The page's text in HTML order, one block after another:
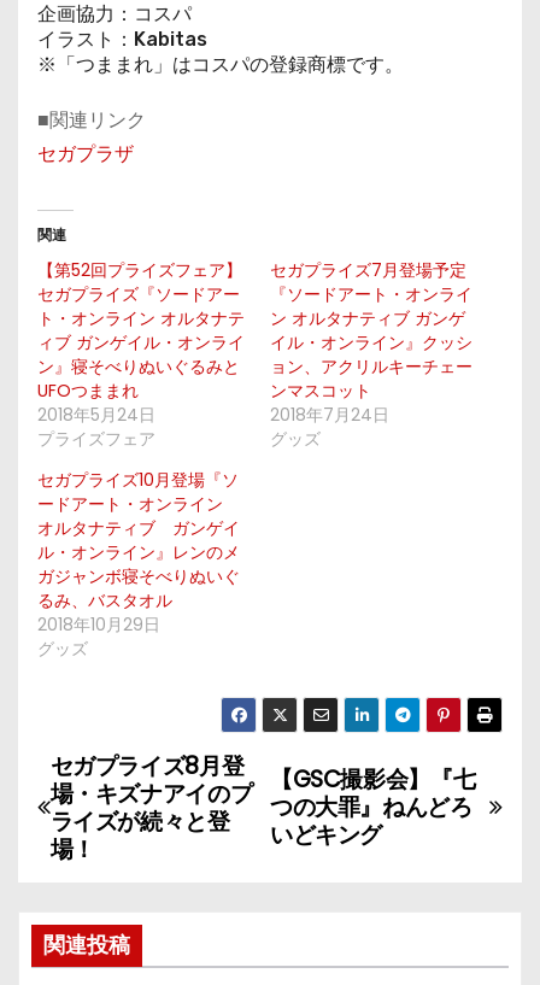
企画協力：コスパ
イラスト：Kabitas
※「つままれ」はコスパの登録商標です。
■関連リンク
セガプラザ
関連
【第52回プライズフェア】
セガプライズ『ソードアー
ト・オンライン オルタナテ
ィブ ガンゲイル・オンライ
ン』寝そべりぬいぐるみと
UFOつままれ
2018年5月24日
プライズフェア
セガプライズ7月登場予定
『ソードアート・オンライ
ン オルタナティブ ガンゲ
イル・オンライン』クッシ
ョン、アクリルキーチェー
ンマスコット
2018年7月24日
グッズ
セガプライズ10月登場『ソ
ードアート・オンライン
オルタナティブ ガンゲイ
ル・オンライン』レンのメ
ガジャンボ寝そべりぬいぐ
るみ、バスタオル
2018年10月29日
グッズ
投
稿
ビ
【GSC撮影会】『七
つの大罪』ねんどろ
いどキング
セガプライズ8月登
場・キズナアイのプ
ライズが続々と登
場！
関連投稿